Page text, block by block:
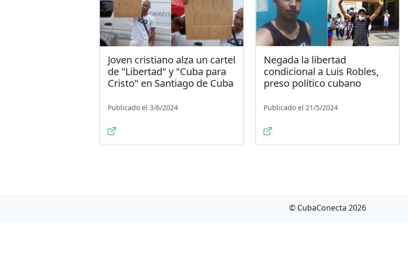
Joven cristiano alza un cartel
de "Libertad" y "Cuba para
Cristo" en Santiago de Cuba
Publicado el 3/6/2024
Negada la libertad
condicional a Luis Robles,
preso político cubano
Publicado el 21/5/2024
© CubaConecta 2026